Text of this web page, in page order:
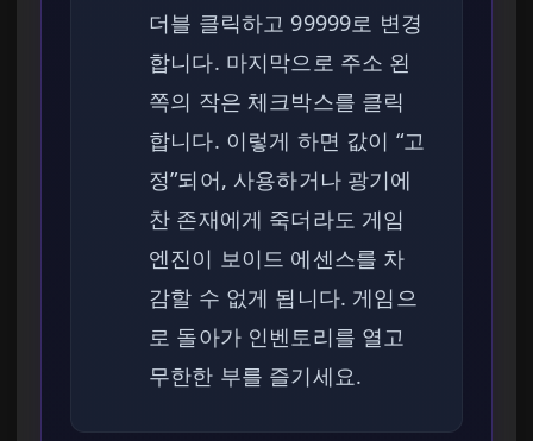
더블 클릭하고 99999로 변경
합니다. 마지막으로 주소 왼
쪽의 작은 체크박스를 클릭
합니다. 이렇게 하면 값이 “고
정”되어, 사용하거나 광기에
찬 존재에게 죽더라도 게임
엔진이 보이드 에센스를 차
감할 수 없게 됩니다. 게임으
로 돌아가 인벤토리를 열고
무한한 부를 즐기세요.